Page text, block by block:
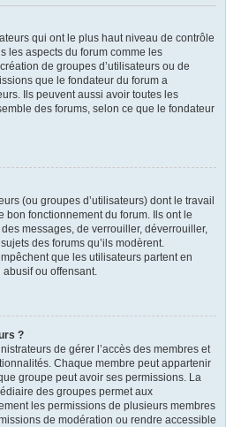
qui ont le plus haut niveau de contrôle
les aspects du forum comme les
de groupes d’utilisateurs ou de
que le fondateur du forum a
Ils peuvent aussi avoir toutes les
des forums, selon ce que le fondateur
(ou groupes d’utilisateurs) dont le travail
bon fonctionnement du forum. Ils ont le
messages, de verrouiller, déverrouiller,
des forums qu’ils modèrent.
que les utilisateurs partent en
ou offensant.
?
de gérer l’accès des membres et
Chaque membre peut appartenir
groupe peut avoir ses permissions. La
des groupes permet aux
les permissions de plusieurs membres
de modération ou rendre accessible